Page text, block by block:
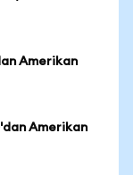
Amerikan
Amerikan